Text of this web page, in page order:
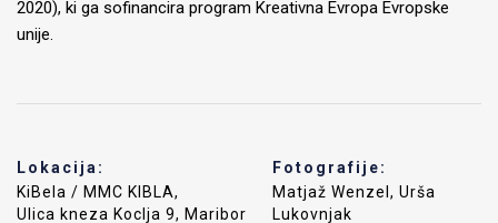
2020), ki ga sofinancira program Kreativna Evropa Evropske
unije.
Lokacija:
KiBela / MMC KIBLA,
Ulica kneza Koclja 9, Maribor
Fotografije:
Matjaž Wenzel, Urša
Lukovnjak